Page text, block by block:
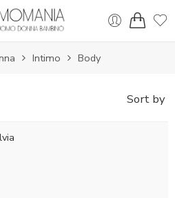
Intimo Body
Sort by